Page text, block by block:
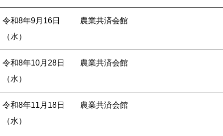
令和8年9月16日
（水）
農業共済会館
令和8年10月28日
（水）
農業共済会館
令和8年11月18日
（水）
農業共済会館